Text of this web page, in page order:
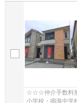
☆☆☆仲介手数料
小学校・鳴海中学